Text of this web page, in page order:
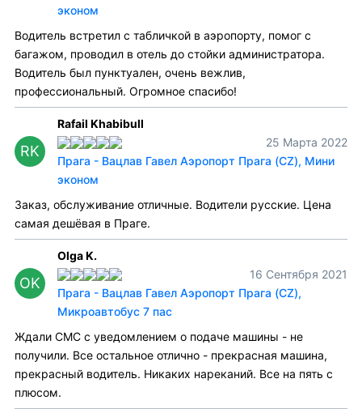
эконом
Водитель встретил с табличкой в аэропорту, помог с
багажом, проводил в отель до стойки администратора.
Водитель был пунктуален, очень вежлив,
профессиональный. Огромное спасибо!
RK
Rafail Khabibull
25 Марта 2022
Прага - Вацлав Гавел Аэропорт Прага (CZ), Мини
эконом
Заказ, обслуживание отличные. Водители русские. Цена
самая дешёвая в Праге.
OK
Olga K.
16 Сентября 2021
Прага - Вацлав Гавел Аэропорт Прага (CZ),
Микроавтобус 7 пас
Ждали СМС с уведомлением о подаче машины - не
получили. Все остальное отлично - прекрасная машина,
прекрасный водитель. Никаких нареканий. Все на пять с
плюсом.